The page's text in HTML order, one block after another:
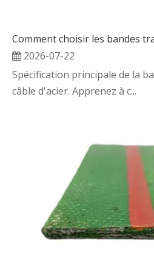
2026-07-22
Spécification principale de la
câble d'acier. Apprenez à c...